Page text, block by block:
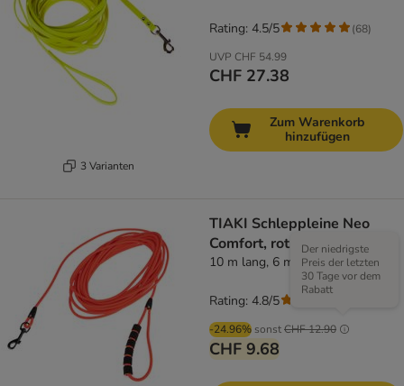
3 Varianten
UVP CHF 54.99
CHF 27.38
Rating: 4.5/5 (68)
Zum Warenkorb
hinzufügen
TIAKI Schleppleine Neo
Comfort, rot
10 m lang, 6 mm breit
-24.96% sonstCHF 12.90
Der niedrigste
Preis der letzten
30 Tage vor dem
Rabatt
CHF 9.68
Rating: 4.8/5